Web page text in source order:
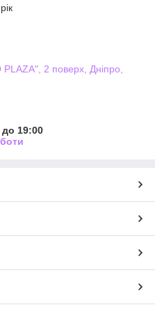
2 поверх, Дніпро,
до 19:00